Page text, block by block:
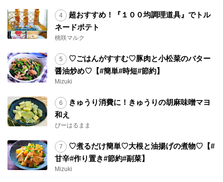
超おすすめ！『１００均調理道具』でトル
ネードポテト
桃咲マルク
♡ごはんがすすむ♡豚肉と小松菜のバター
醤油炒め♡【#簡単#時短#節約】
Mizuki
きゅうり消費に！きゅうりの胡麻味噌マヨ
和え
ぴーはるまま
♡煮るだけ簡単♡大根と油揚げの煮物♡【#
甘辛#作り置き#節約#副菜】
Mizuki